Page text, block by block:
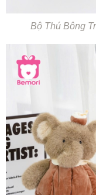
Bộ Thú Bông